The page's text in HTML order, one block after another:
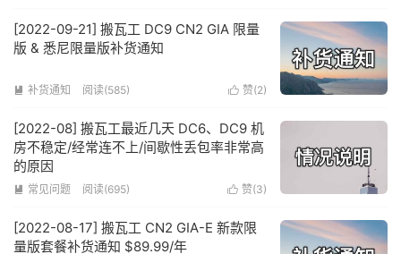
[2022-09-21] 搬瓦工 DC9 CN2 GIA 限量
版 & 悉尼限量版补货通知
 补货通知 阅读(585)  赞(2)
[2022-08] 搬瓦工最近几天 DC6、DC9 机
房不稳定/经常连不上/间歇性丢包率非常高
的原因
 常见问题 阅读(695)  赞(3)
[2022-08-17] 搬瓦工 CN2 GIA-E 新款限
量版套餐补货通知 $89.99/年